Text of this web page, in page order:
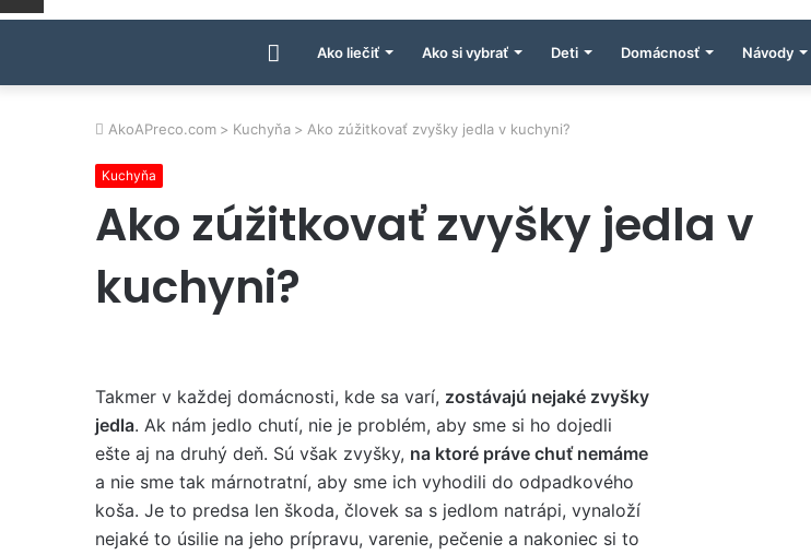
ÚvodnáAko liečiť Ako si vybrať Deti Domácnosť Návody
AkoAPreco.com > Kuchyňa > Ako zúžitkovať zvyšky jedla v kuchyni?
Kuchyňa
Ako zúžitkovať zvyšky jedla v
kuchyni?
Takmer v každej domácnosti, kde sa varí, zostávajú nejaké zvyšky
jedla. Ak nám jedlo chutí, nie je problém, aby sme si ho dojedli
ešte aj na druhý deň. Sú však zvyšky, na ktoré práve chuť nemáme
a nie sme tak márnotratní, aby sme ich vyhodili do odpadkového
koša. Je to predsa len škoda, človek sa s jedlom natrápi, vynaloží
nejaké to úsilie na jeho prípravu, varenie, pečenie a nakoniec si to